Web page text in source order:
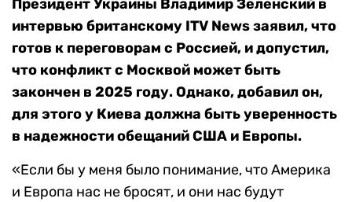
Президент Украины Владимир Зеленский в
интервью британскому ITV News заявил, что
готов к переговорам с Россией, и допустил,
что конфликт с Москвой может быть
закончен в 2025 году. Однако, добавил он,
для этого у Киева должна быть уверенность
в надежности обещаний США и Европы.
«Если бы у меня было понимание, что Америка
и Европа нас не бросят, и они нас будут